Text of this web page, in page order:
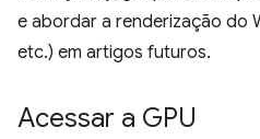
e abordar a renderização do
etc.) em artigos futuros.
Acessar a GPU